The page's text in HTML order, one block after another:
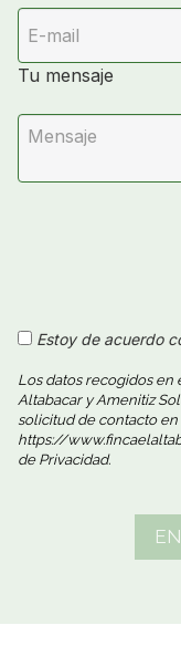
Tu mensaje
Estoy de acuerdo
Los datos recogidos en
Altabacar y Amenitiz
solicitud de contacto
https://
de Privacidad.